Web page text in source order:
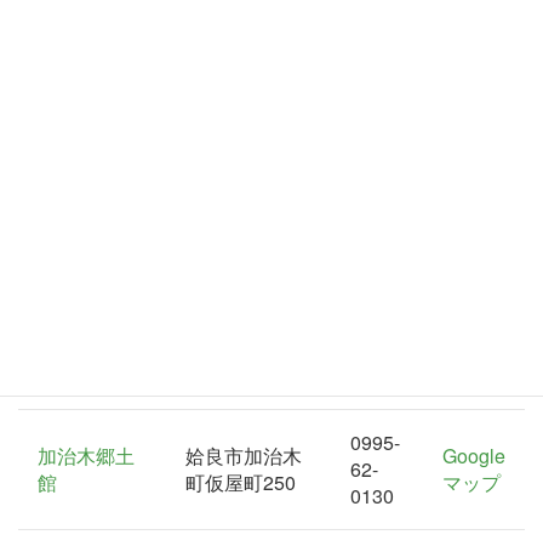
加治木郷土
館
姶良市加治木
町仮屋町250
0995-
62-
0130
Google
マップ